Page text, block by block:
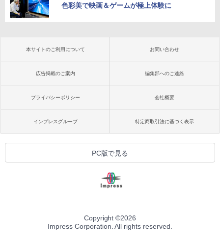
色彩美で映画＆ゲームが極上体験に
本サイトのご利用について お問い合わせ
広告掲載のご案内 編集部へのご連絡
プライバシーポリシー 会社概要
インプレスグループ 特定商取引法に基づく表示
PC版で見る
Copyright ©2026
Impress Corporation. All rights reserved.